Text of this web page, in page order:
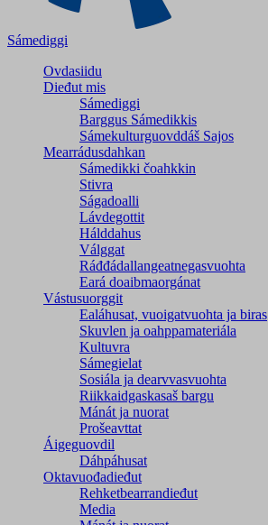
Sámediggi
Ovdasiidu
Dieđut mis
Sámediggi
Barggus Sámedikkis
Sámekulturguovddáš Sajos
Mearrádusdahkan
Sámedikki čoahkkin
Stivra
Ságadoalli
Lávdegottit
Hálddahus
Válggat
Ráđđádallangeatnegas­vuohta
Eará doaibmaorgánat
Vástusuorggit
Ealáhusat, vuoigatvuohta ja biras
Skuvlen ja oahppamateriála
Kultuvra
Sámegielat
Sosiála ja dearvvasvuohta
Riikkaidgaskasaš bargu
Mánát ja nuorat
Prošeavttat
Áigeguovdil
Dáhpáhusat
Oktavuođadieđut
Rehketbearrandieđut
Media